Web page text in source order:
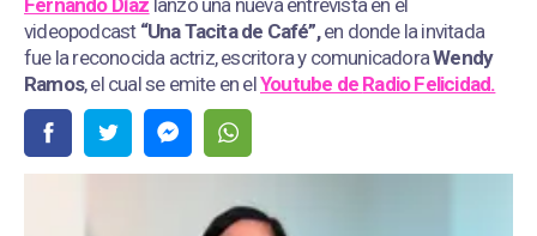
videopodcast “Una Tacita de Café”,en donde la invitada
fue la reconocida actriz, escritora y comunicadoraWendy
Ramos, el cual se emite en elYoutube de Radio Felicidad.